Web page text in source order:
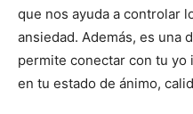
que nos ayuda a controlar
ansiedad. Además, es una
permite conectar con tu
en tu estado de ánimo,